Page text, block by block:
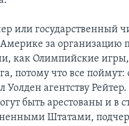
или государственный
за организацию
как Олимпийские
потому что все поймут:
агентству
быть арестованы и в
Штатами,